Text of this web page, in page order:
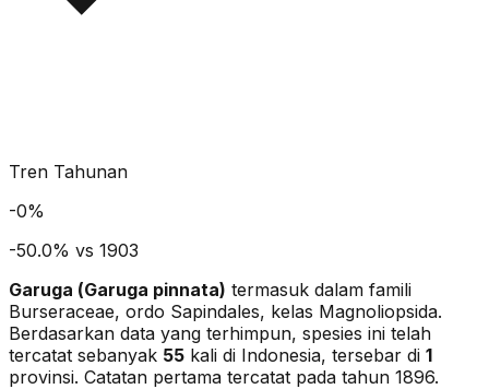
Tren Tahunan
-0%
-50.0% vs 1903
Garuga (Garuga pinnata) termasuk dalam famili
Burseraceae, ordo Sapindales, kelas Magnoliopsida.
Berdasarkan data yang terhimpun, spesies ini telah
tercatat sebanyak 55 kali di Indonesia, tersebar di 1
provinsi. Catatan pertama tercatat pada tahun 1896.